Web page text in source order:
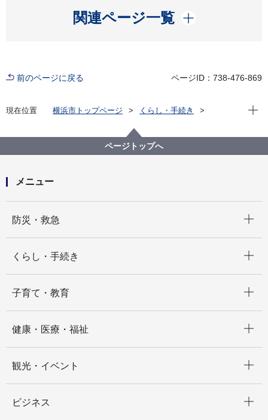
関連ページ一覧
開く
前のページに戻る ページID：738-476-869
現在位置 横浜市トップページ
くらし・手続き
ごみと資源の分け方・出し方
現在
ページトップへ
メニュー
防災・救急
くらし・手続き
子育て・教育
健康・医療・福祉
観光・イベント
ビジネス